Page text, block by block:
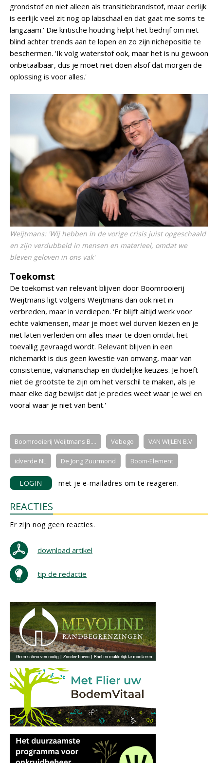
grondstof en niet alleen als transitiebrandstof, maar eerlijk
is eerlijk: veel zit nog op labschaal en dat gaat me soms te
langzaam.' Die kritische houding helpt het bedrijf om niet
blind achter trends aan te lopen en zo zijn nichepositie te
beschermen. 'Ik volg waterstof ook, maar het is nu gewoon
onbetaalbaar, dus je moet niet doen alsof dat morgen de
oplossing is voor alles.'
Weijtmans: 'Wij hebben in de vorige crisis juist opgeschaald
en zijn verdubbeld in mensen en materieel, omdat we
bleven geloven in ons vak'
Toekomst
De toekomst van relevant blijven door Boomrooierij
Weijtmans ligt volgens Weijtmans dan ook niet in
verbreden, maar in verdiepen. 'Er blijft altijd werk voor
echte vakmensen, maar je moet wel durven kiezen en je
niet laten verleiden om alles maar te doen omdat het
toevallig gevraagd wordt. Relevant blijven in een
nichemarkt is dus geen kwestie van omvang, maar van
consistentie, vakmanschap en duidelijke keuzes. Je hoeft
niet de grootste te zijn om het verschil te maken, als je
maar elke dag bewijst dat je precies weet waar je wel en
vooral waar je niet van bent.'
Boomrooierij Weijtmans B.... Vebego VAN WIJLEN B.V
idverde NL De Jong Zuurmond Boom-Element
LOGIN met je e-mailadres om te reageren.
REACTIES
Er zijn nog geen reacties.
download artikel
tip de redactie